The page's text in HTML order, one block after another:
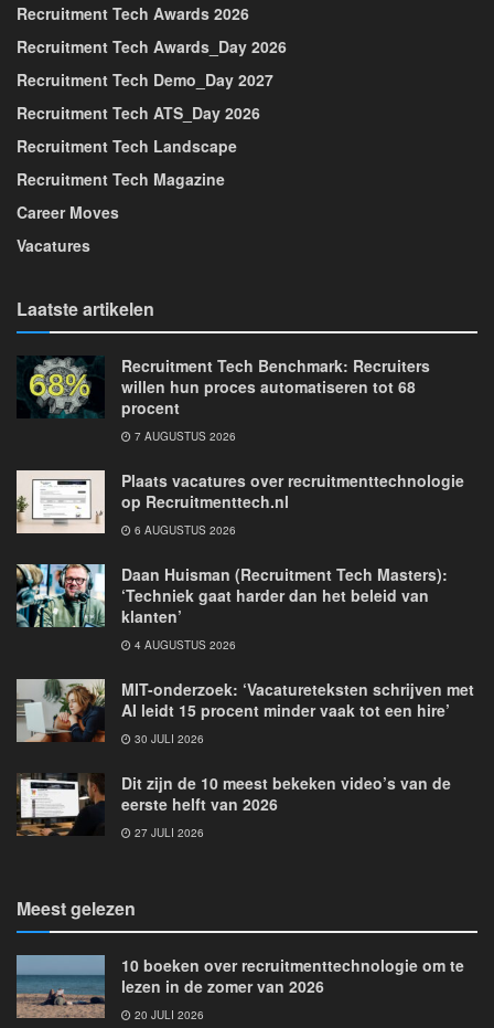
Recruitment Tech Awards 2026
Recruitment Tech Awards_Day 2026
Recruitment Tech Demo_Day 2027
Recruitment Tech ATS_Day 2026
Recruitment Tech Landscape
Recruitment Tech Magazine
Career Moves
Vacatures
Laatste artikelen
Recruitment Tech Benchmark: Recruiters
willen hun proces automatiseren tot 68
procent
7 AUGUSTUS 2026
Plaats vacatures over recruitmenttechnologie
op Recruitmenttech.nl
6 AUGUSTUS 2026
Daan Huisman (Recruitment Tech Masters):
‘Techniek gaat harder dan het beleid van
klanten’
4 AUGUSTUS 2026
MIT-onderzoek: ‘Vacatureteksten schrijven met
AI leidt 15 procent minder vaak tot een hire’
30 JULI 2026
Dit zijn de 10 meest bekeken video’s van de
eerste helft van 2026
27 JULI 2026
Meest gelezen
10 boeken over recruitmenttechnologie om te
lezen in de zomer van 2026
20 JULI 2026